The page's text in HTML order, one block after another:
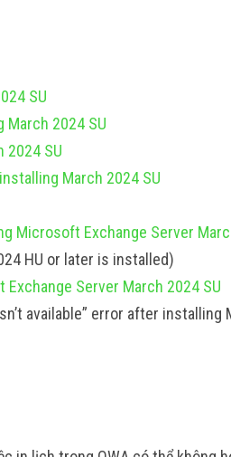
SU
March 2024 SU
2024 SU
March 2024 SU
Microsoft Exchange Server
HU or later is installed)
Server March 2024 SU
available” error after installing